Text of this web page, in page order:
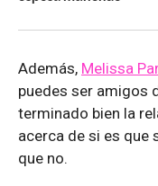
Además, Melissa
puedes ser amigos
terminado bien la
acerca de si es que
que no.